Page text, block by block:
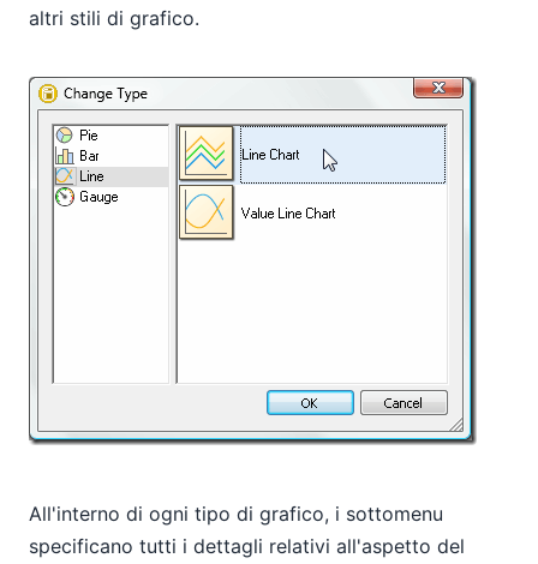
altri stili di grafico.
All'interno di ogni tipo di grafico, i sottomenu
specificano tutti i dettagli relativi all'aspetto del